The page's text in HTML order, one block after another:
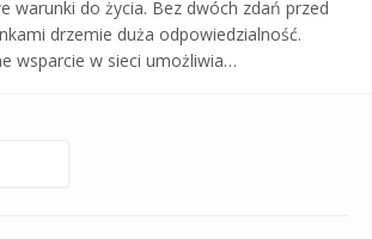
warunki do życia. Bez dwóch zdań przed
drzemie duża odpowiedzialność.
wsparcie w sieci umożliwia…